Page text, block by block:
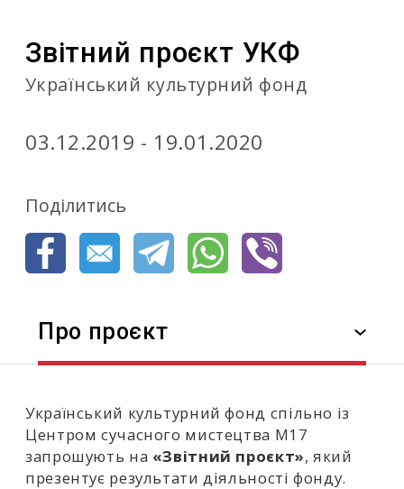
Звітний проєкт УКФ
Український культурний фонд
03.12.2019 - 19.01.2020
Поділитись
Про проєкт
Український культурний фонд спільно із
Центром сучасного мистецтва М17
запрошують на «Звітний проєкт», який
презентує результати діяльності фонду.